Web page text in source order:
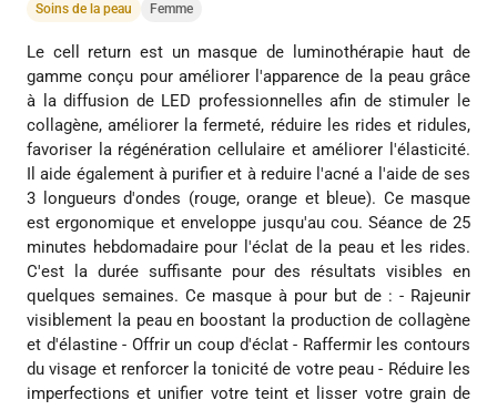
Soins de la peau Femme
Le cell return est un masque de luminothérapie haut de
gamme conçu pour améliorer l'apparence de la peau grâce
à la diffusion de LED professionnelles afin de stimuler le
collagène, améliorer la fermeté, réduire les rides et ridules,
favoriser la régénération cellulaire et améliorer l'élasticité.
Il aide également à purifier et à reduire l'acné a l'aide de ses
3 longueurs d'ondes (rouge, orange et bleue). Ce masque
est ergonomique et enveloppe jusqu'au cou. Séance de 25
minutes hebdomadaire pour l'éclat de la peau et les rides.
C'est la durée suffisante pour des résultats visibles en
quelques semaines. Ce masque à pour but de : - Rajeunir
visiblement la peau en boostant la production de collagène
et d'élastine - Offrir un coup d'éclat - Raffermir les contours
du visage et renforcer la tonicité de votre peau - Réduire les
imperfections et unifier votre teint et lisser votre grain de